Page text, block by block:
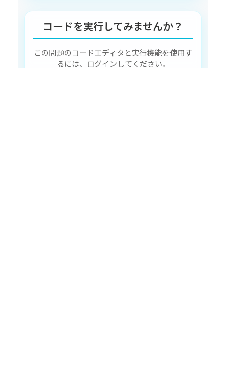
コードを実行してみませんか？
この問題のコードエディタと実行機能を使用す
るには、ログインしてください。